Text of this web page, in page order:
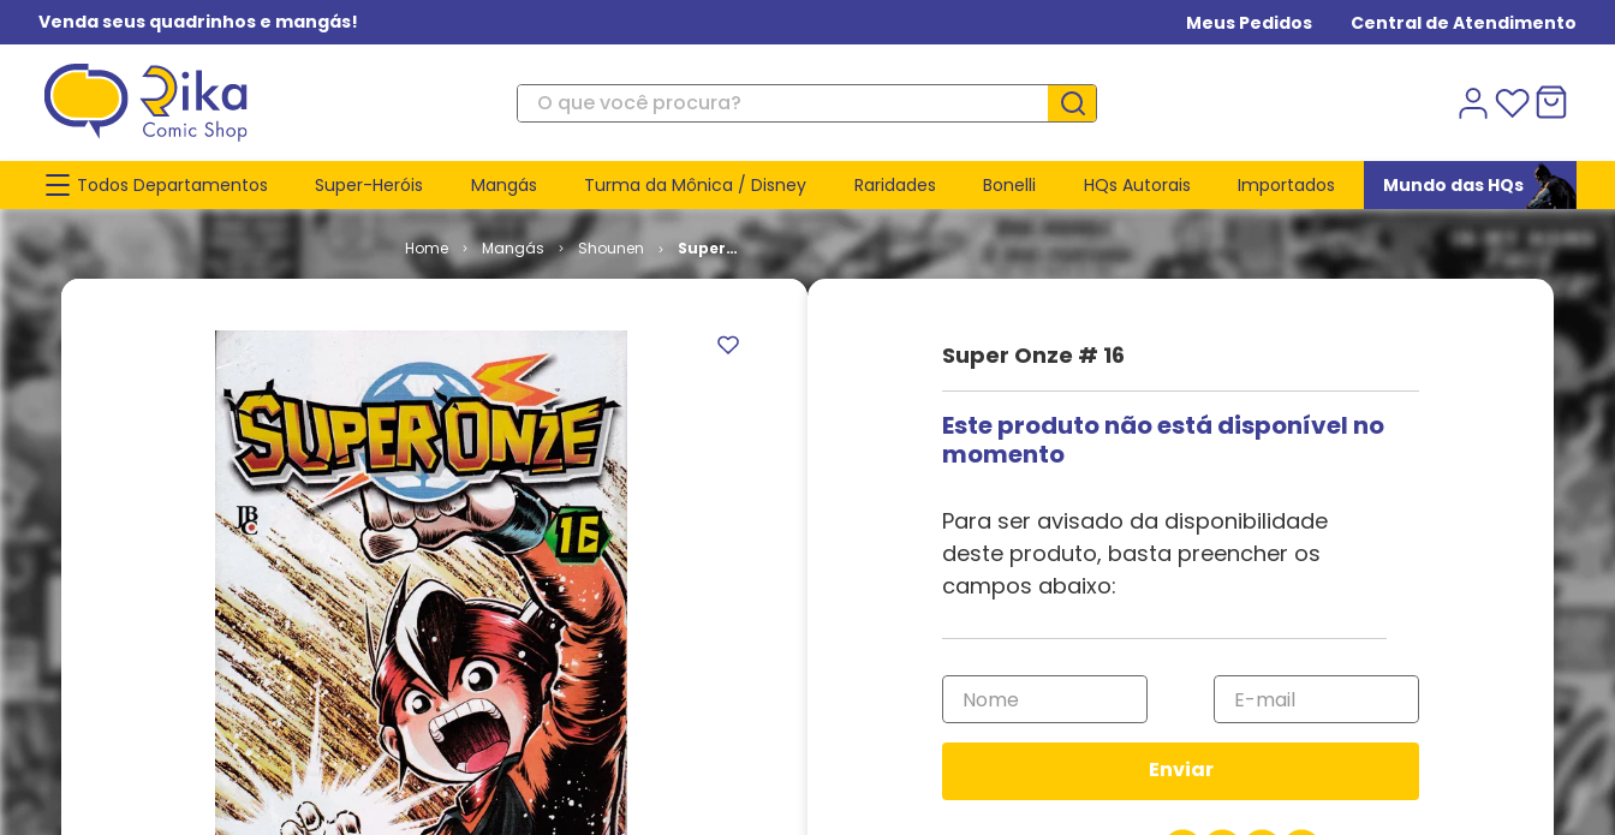
Venda seus quadrinhos e mangás! Meus Pedidos Central de Atendimento
O que você procura?
Todos Departamentos Super-Heróis Mangás Turma da Mônica / Disney Raridades Bonelli HQs Autorais Importados Mundo das HQs
Mangás Shounen
Super
Onze # 16
Super Onze # 16
Este produto não está disponível no
momento
Para ser avisado da disponibilidade
deste produto, basta preencher os
campos abaixo:
Enviar